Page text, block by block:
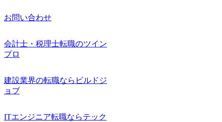
お問い合わせ
会計士・税理士転職のツイン
プロ
建設業界の転職ならビルドジ
ョブ
ITエンジニア転職ならテック